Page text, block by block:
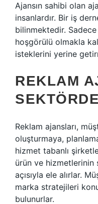
Ajansın sahibi olan
insanlardır. Bir iş
bilinmektedir. Sadece
hoşgörülü olmakla
isteklerini yerine
REKLAM
Reklam ajansları,
oluşturmaya,
hizmet tabanlı
ürün ve hizmetlerinin
açısıyla ele alırlar.
marka stratejileri
bulunurlar.